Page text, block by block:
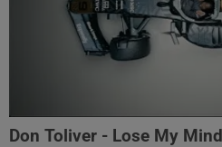
Don Toliver - Lose My